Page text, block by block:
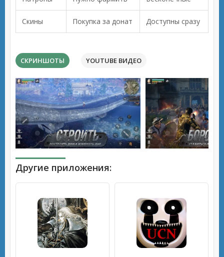
Скины Покупка за донат Доступны сразу
СКРИНШОТЫ YOUTUBE ВИДЕО
Другие приложения: